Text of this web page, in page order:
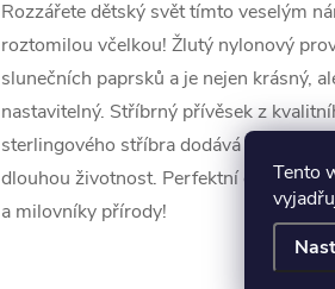
Tento
Rozzářete dětský svět tímto veselým
roztomilou včelkou! Žlutý nylonový
slunečních paprsků a je nejen krásný,
nastavitelný. Stříbrný přívěsek z
sterlingového stříbra dodává šperku
dlouhou životnost. Perfektní doplněk
a milovníky přírody!